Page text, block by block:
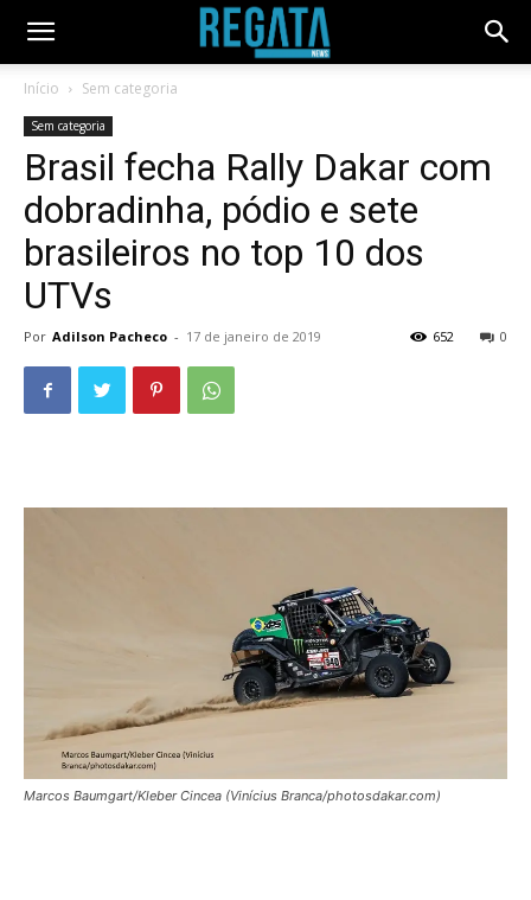
Início Sem categoria
Sem categoria
Brasil fecha Rally Dakar com
dobradinha, pódio e sete
brasileiros no top 10 dos
UTVs
Por Adilson Pacheco - 17 de janeiro de 2019 0
652
Marcos Baumgart/Kleber Cincea (Vinícius Branca/photosdakar.com)